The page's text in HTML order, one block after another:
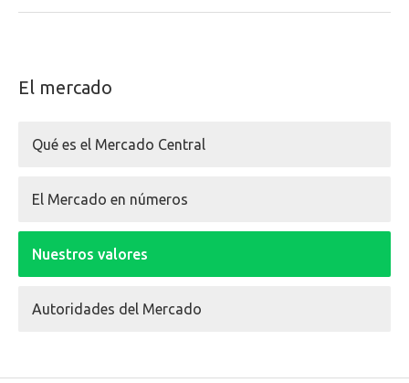
El mercado
Qué es el Mercado Central
El Mercado en números
Nuestros valores
Autoridades del Mercado